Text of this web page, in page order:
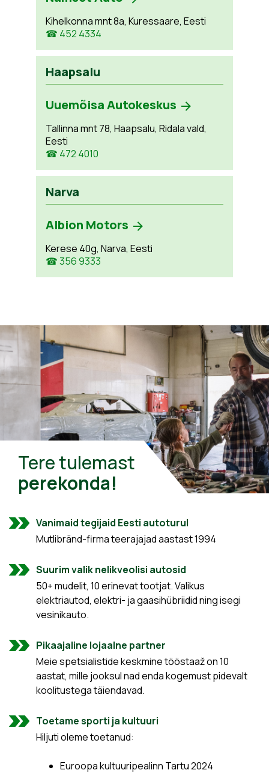
Kihelkonna mnt 8a, Kuressaare, Eesti
☎ 452 4334
Haapsalu
Uuemõisa Autokeskus
Tallinna mnt 78, Haapsalu, Ridala vald,
Eesti
☎ 472 4010
Narva
Albion Motors
Kerese 40g, Narva, Eesti
☎ 356 9333
Tere tulemast
perekonda!
Vanimaid tegijaid Eesti autoturul
Mutlibränd-firma teerajajad aastast 1994
Suurim valik nelikveolisi autosid
50+ mudelit, 10 erinevat tootjat. Valikus
elektriautod, elektri- ja gaasihübriidid ning isegi
vesinikauto.
Pikaajaline lojaalne partner
Meie spetsialistide keskmine tööstaaž on 10
aastat, mille jooksul nad enda kogemust pidevalt
koolitustega täiendavad.
Toetame sporti ja kultuuri
Hiljuti oleme toetanud:
Euroopa kultuuripealinn Tartu 2024